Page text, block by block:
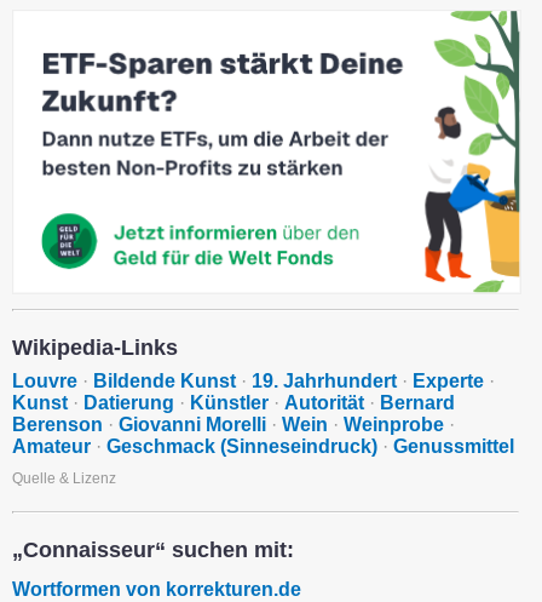
Wikipedia-Links
Louvre · Bildende Kunst · 19. Jahrhundert · Experte ·
Kunst · Datierung · Künstler · Autorität · Bernard
Berenson · Giovanni Morelli · Wein · Weinprobe ·
Amateur · Geschmack (Sinneseindruck) · Genussmittel
Quelle & Lizenz
„Connaisseur“ suchen mit:
Wortformen von korrekturen.de